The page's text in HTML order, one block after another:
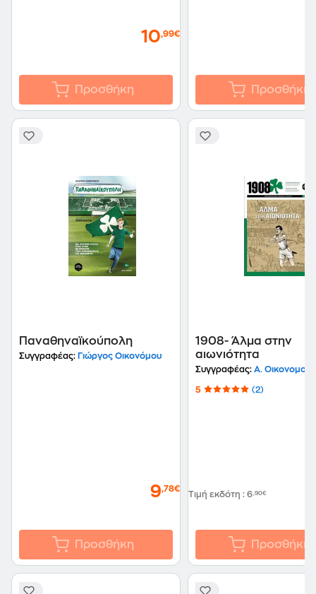
10,99€
Προσθήκη Προσθήκη
Παναθηναϊκούπολη
Συγγραφέας: Γιώργος Οικονόμου
9,78€
Προσθήκη
1908- Άλμα στην
αιωνιότητα
Συγγραφέας: Α. Οικονομου
5 (2)
Τιμή εκδότη : 6,90€
Προσθήκη